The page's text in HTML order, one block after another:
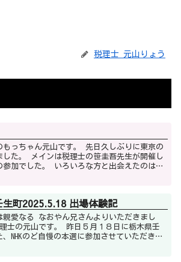
税理士 元山りょう
元山です。 先日久しぶりに東京の
吾先生が開催し
ろな方と出会えたのはも
町2025.5.18 出場体験記
親愛なる なおやん兄さんよりいただきまし
NHKのど自慢の本選に参加させていただきま